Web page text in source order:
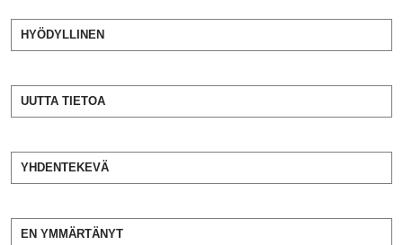
HYÖDYLLINEN
UUTTA TIETOA
YHDENTEKEVÄ
EN YMMÄRTÄNYT